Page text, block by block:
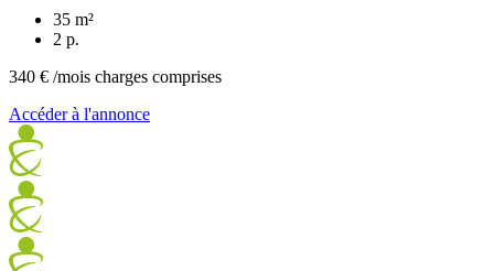
35 m²
2 p.
340 € /mois charges comprises
Accéder à l'annonce